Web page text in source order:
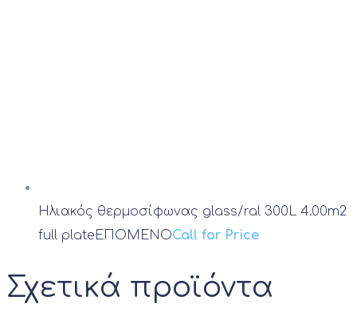
Ηλιακός θερμοσίφωνας glass/ral 300L 4.00m2
full plate ΕΠΟΜΕΝΟCall for Price
Σχετικά προϊόντα